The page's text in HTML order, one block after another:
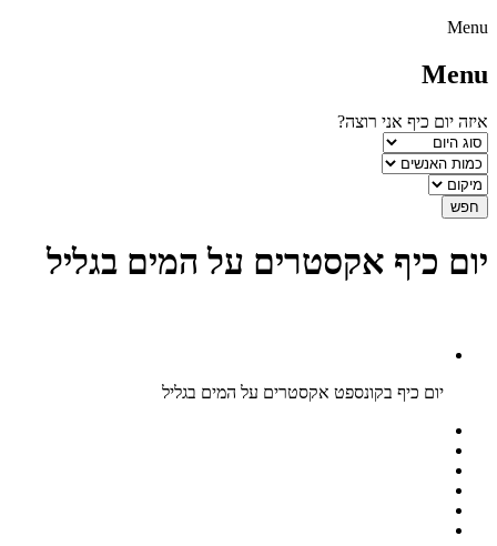
Menu
Menu
איזה יום כיף אני רוצה?
יום כיף אקסטרים על המים בגליל
יום כיף בקונספט אקסטרים על המים בגליל